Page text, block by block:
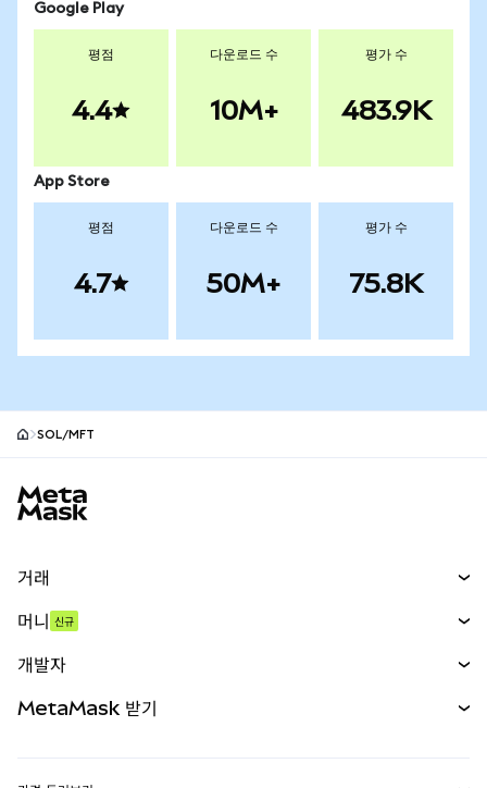
Google Play
평점
4.4
다운로드 수
10M+
평가 수
483.9K
App Store
평점
4.7
다운로드 수
50M+
평가 수
75.8K
SOL/MFT
거래
무기한 선물
실물자산
머니 신규
개발자
MetaMask 받기